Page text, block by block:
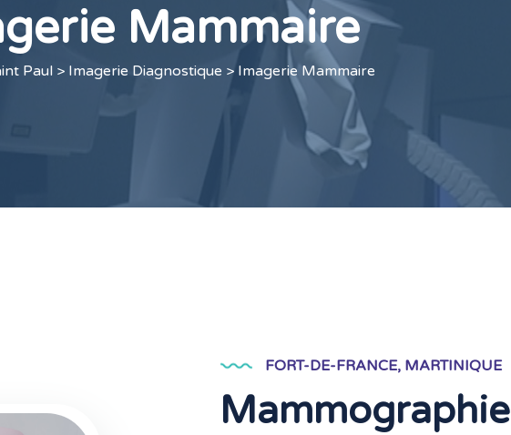
Mammaire
Paul > Imagerie Diagnostique > Imagerie Mammaire
FORT-DE-FRANCE, MARTINIQUE
Mammographie